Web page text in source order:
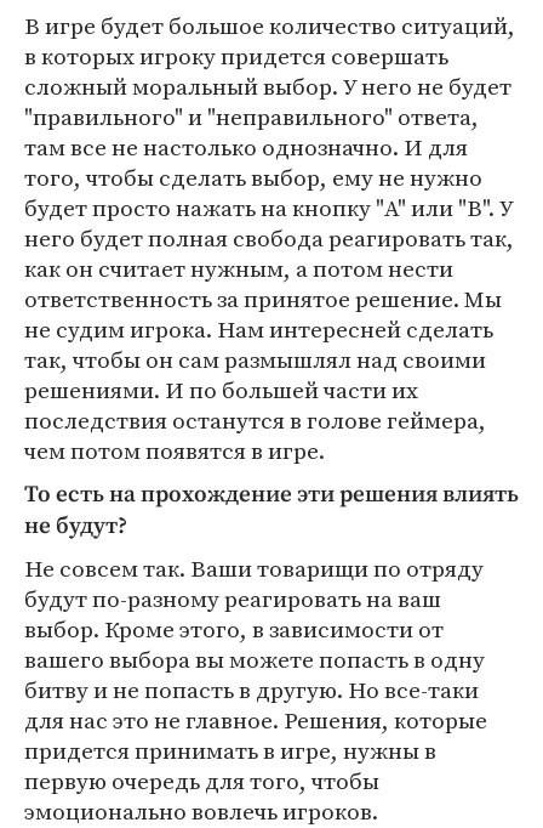
В игре будет большое количество ситуаций,
в которых игроку придется совершать
сложный моральный выбор. У него не будет
"правильного" и "неправильного" ответа,
там все не настолько однозначно. И для
того, чтобы сделать выбор, ему не нужно
будет просто нажать на кнопку "A" или "B". У
него будет полная свобода реагировать так,
как он считает нужным, а потом нести
ответственность за принятое решение. Мы
не судим игрока. Нам интересней сделать
так, чтобы он сам размышлял над своими
решениями. И по большей части их
последствия останутся в голове геймера,
чем потом появятся в игре.
То есть на прохождение эти решения влиять
не будут?
Не совсем так. Ваши товарищи по отряду
будут по-разному реагировать на ваш
выбор. Кроме этого, в зависимости от
вашего выбора вы можете попасть в одну
битву и не попасть в другую. Но все-таки
для нас это не главное. Решения, которые
придется принимать в игре, нужны в
первую очередь для того, чтобы
эмоционально вовлечь игроков.